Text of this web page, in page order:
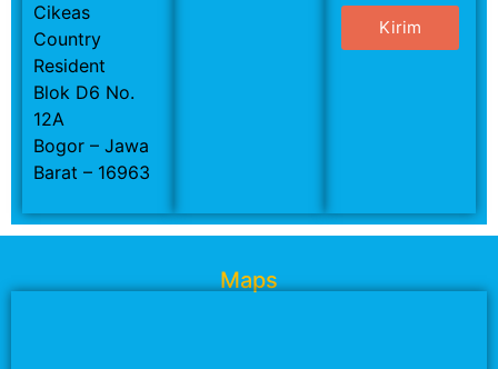
Cikeas
Country
Resident
Blok D6 No.
12A
Bogor – Jawa
Barat – 16963
Kirim
Maps